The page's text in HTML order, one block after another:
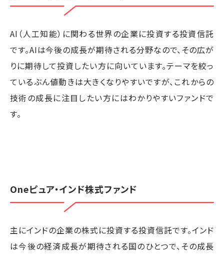
AI（人工知能）に関わる世界の企業に投資する投資信託
です。AIは今後の成長が期待される分野なので、その広が
りに期待して投資したい方に向いています。テーマを絞っ
ているぶん値動きは大きくなりやすいですが、これからの
技術の成長に注目したい方にはわかりやすいファンドで
す。
Oneピュア・インド株式ファンド
主にインドの企業の株式に投資する投資信託です。インド
は今後の経済成長が期待される国のひとつで、その成長